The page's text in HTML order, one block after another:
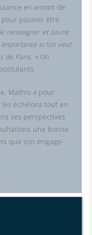
en amont de
pou­voir être
ren­sei­gner et savoir
si l’on veut
de Paris. » Un
Mathis a pour
éche­lons tout en
ses pers­pec­tives
une bonne
que son enga­ge­